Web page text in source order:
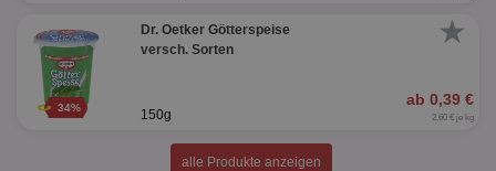
★
34%
Dr. Oetker Götterspeise
versch. Sorten
ab 0,39 €
150g 2,60 € je kg
alle Produkte anzeigen